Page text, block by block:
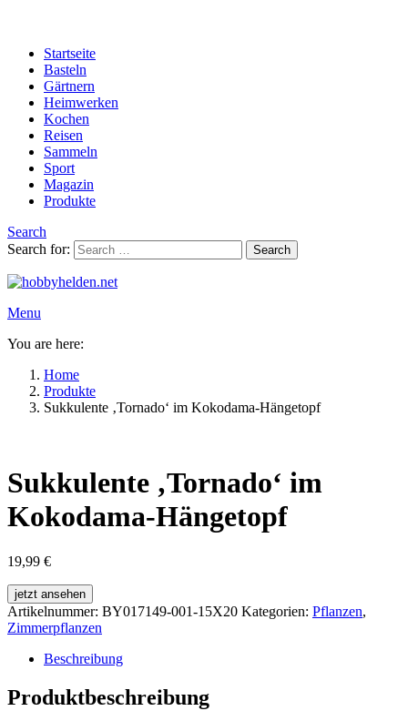
Startseite
Basteln
Gärtnern
Heimwerken
Kochen
Reisen
Sammeln
Sport
Magazin
Produkte
Search
Search for:
Search
Menu
You are here:
Home
Produkte
Sukkulente ‚Tornado‘ im Kokodama-Hängetopf
Sukkulente ‚Tornado‘ im
Kokodama-Hängetopf
19,99 €
jetzt ansehen
Artikelnummer: BY017149-001-15X20 Kategorien: Pflanzen,
Zimmerpflanzen
Beschreibung
Produktbeschreibung